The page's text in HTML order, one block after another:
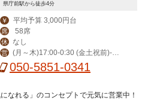
県庁前駅から徒歩4分
￥ 平均予算 3,000円台
席 58席
休 なし
営
(月～木)17:00-0:30 (金土祝前)‐翌
1:00(日)‐0:00
050-5851-0341
なれる」のコンセプトで元気に営業中！